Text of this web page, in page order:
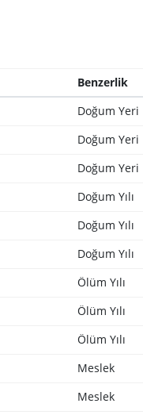
Benzerlik
Doğum Yeri
Doğum Yeri
Doğum Yeri
Doğum Yılı
Doğum Yılı
Doğum Yılı
Ölüm Yılı
Ölüm Yılı
Ölüm Yılı
Meslek
Meslek